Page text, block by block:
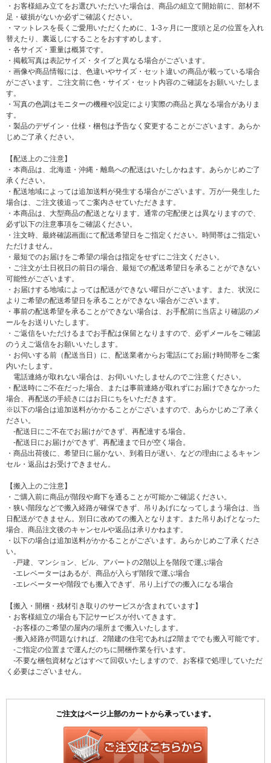
・お客様組み立てをお選びいただいた場合は、商品の組立て開始前に、部材不
足・破損がないか必ずご確認ください。
・マットレスを長くご愛用いただくために、1-3ヶ月に一度頭と足の位置を入れ
替えたり、裏返しにすることをおすすめします。
・各サイズ・重量は概算です。
・掲載写真は表記サイズ・タイプと異なる場合がございます。
・画像や商品情報には、色違いやサイズ・セット違いの商品が載っている場合
がございます。ご注文前に色・サイズ・セット内容のご確認をお願いいたしま
す。
・写真の色調はモニターの機種や設定により実際の商品と異なる場合がありま
す。
・製品のデザイン・仕様・梱包は予告なく変更することがございます。あらか
じめご了承ください。
【配送上のご注意】
・本商品は、北海道・沖縄・離島への配送はいたしかねます。あらかじめご了
承ください。
・配送地域によっては追加送料が発生する場合がございます。万が一発生した
場合は、ご注文後追ってご案内させていただきます。
・本商品は、大型商品の配送となります。通常の宅配便とは異なりますので、
必ず以下の注意事項をご確認ください。
・注文時、最終確認画面にて配送希望日をご指定ください。時間帯はご指定い
ただけません。
・最短でのお届けをご希望の場合は指定をせずにご注文ください。
・ご注文が土日祝日の前日の場合、最短での配送希望日を承ることができない
可能性がございます。
・お届けする地域によっては配送ができない曜日がございます。また、状況に
よりご希望の配送希望日を承ることができない場合がございます。
・事前の配送希望を承ることができない場合は、お手配前に当店より確認のメ
ールをお送りいたします。
・ご返信をいただけるまでお手配は保留となりますので、必ずメールをご確認
のうえご返信をお願いいたします。
・お伺いする前（配送当日）に、配送業者からお電話にてお届け時間帯をご案
内いたします。
電話連絡が取れない場合は、お伺いいたしませんのでご注意ください。
・配送時にご不在だった場合、または事前連絡が取れずにお届けできなかった
場合、再配送の手続きにはお日にちをいただきます。
※以下の場合は追加送料がかかることがございますので、あらかじめご了承く
ださい。
-配送日にご不在でお届けができず、再配達する場合。
-配送日にお届けができず、再配達まで日が空く場合。
・商品出荷後に、希望日に届かない、到着日が遅い、などの理由によるキャン
セル・返品はお受けできません。
【搬入上のご注意】
・ご購入前に商品が階段や廊下を通ることが可能かご確認ください。
・狭い階段などで搬入経路が確保できず、吊りあげになってしまう場合は、当
日配送ができません。別日に改めての搬入となります。また吊りあげとなった
場合、商品注文後のキャンセルや返品は承りかねます。
・以下の場合は追加送料がかかることがございます。あらかじめご了承くださ
い。
-戸建、マンション、ビル、アパートの2階以上を階段で運ぶ場合
-エレベーターはあるが、商品が入らず階段で運ぶ場合
-エレベーターや階段でも搬入できず、吊り上げでの搬入になる場合
【搬入・開梱・残材引き取りのサービスが含まれています】
・お客様組立の場合も下記サービスが付いてきます。
-お客様のご希望の屋内の場所まで搬入いたします。
-搬入経路が問題なければ、2階建の住宅であれば2階まででも搬入可能です。
-ご指定の位置まで運んだのちに開梱作業を行います。
-不要な梱包資材などはすべて回収いたしますので、お客様で処理していただ
く必要はございません。